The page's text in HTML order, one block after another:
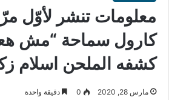
معلومات تنشر لأوّل
كارول سماحة “مش
كشفه الملحن اسلام
مارس 28, 2020 0 دقيقة واحدة